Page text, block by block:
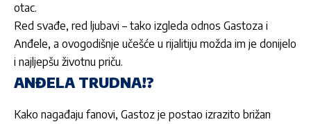
otac.
Red svađe, red ljubavi – tako izgleda odnos Gastoza i
Anđele, a ovogodišnje učešće u rijalitiju možda im je donijelo
i najljepšu životnu priču.
ANĐELA TRUDNA!?
Kako nagađaju fanovi, Gastoz je postao izrazito brižan